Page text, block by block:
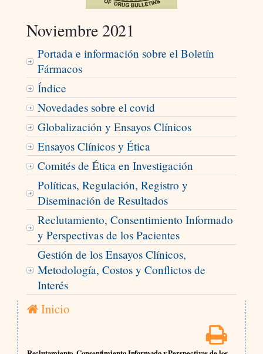
Noviembre 2021
Portada e información sobre el Boletín
Fármacos
Índice
Novedades sobre el covid
Globalización y Ensayos Clínicos
Ensayos Clínicos y Ética
Comités de Ética en Investigación
Políticas, Regulación, Registro y
Diseminación de Resultados
Reclutamiento, Consentimiento Informado
y Perspectivas de los Pacientes
Gestión de los Ensayos Clínicos,
Metodología, Costos y Conflictos de
Interés
Inicio